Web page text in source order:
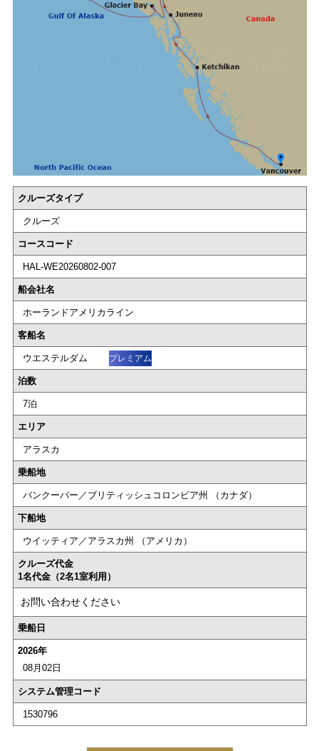
クルーズタイプ
クルーズ
コースコード
HAL-WE20260802-007
船会社名
ホーランドアメリカライン
客船名
ウエステルダム プレミアム
泊数
7泊
エリア
アラスカ
乗船地
バンクーバー／ブリティッシュコロンビア州 （カナダ）
下船地
ウイッティア／アラスカ州 （アメリカ）
クルーズ代金
1名代金（2名1室利用）
お問い合わせください
乗船日
2026年
08月02日
システム管理コード
1530796